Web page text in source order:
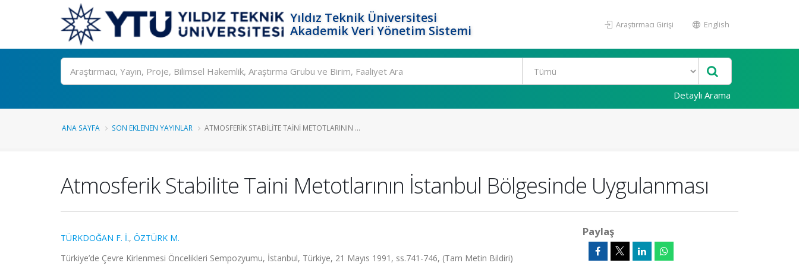
Yıldız Teknik Üniversitesi
Akademik Veri Yönetim Sistemi
Araştırmacı Girişi English
Ara
Detaylı Arama
ANA SAYFA SON EKLENEN YAYINLAR ATMOSFERIK STABILITE TAINI METOTLARININ ...
Atmosferik Stabilite Taini Metotlarının İstanbul Bölgesinde Uygulanması
TÜRKDOĞAN F. İ., ÖZTÜRK M.
Türkiye’de Çevre Kirlenmesi Öncelikleri Sempozyumu, İstanbul, Türkiye, 21 Mayıs 1991, ss.741-746, (Tam Metin Bildiri)
Paylaş